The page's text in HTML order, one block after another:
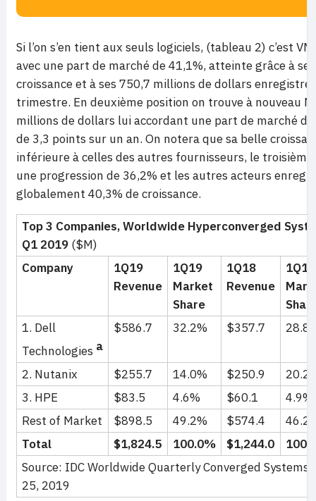
Si l’on s’en tient aux seuls logiciels, (tableau 2) c’est
avec une part de marché de 41,1%, atteinte grâce à
croissance et à ses 750,7 millions de dollars
trimestre. En deuxième position on trouve à nouveau
millions de dollars lui accordant une part de marché de
de 3,3 points sur un an. On notera que sa belle
inférieure à celles des autres fournisseurs, le
une progression de 36,2% et les autres acteurs
globalement 40,3% de croissance.
Top 3 Companies, Worldwide Hyperconverged
Q1 2019 ($M)
Company
1Q19
Revenue
1Q19
Market
Share
1Q18
Revenue
1Q18
1. Dell
Technologies a
$586.7 32.2% $357.7
2. Nutanix $255.7 14.0% $250.9
3. HPE
$83.5 4.6% $60.1
4.9%
Rest of Market
$898.5 49.2% $574.4
Total
$1,824.5 100.0% $1,244.0
Source: IDC Worldwide Quarterly Converged Systems
25, 2019